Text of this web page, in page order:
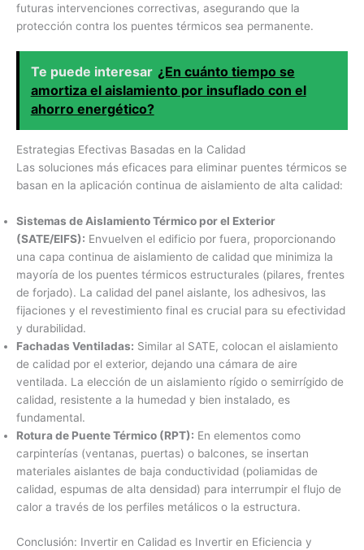
futuras intervenciones correctivas, asegurando que la
protección contra los puentes térmicos sea permanente.
Te puede interesar ¿En cuánto tiempo se
amortiza el aislamiento por insuflado con el
ahorro energético?
Estrategias Efectivas Basadas en la Calidad
Las soluciones más eficaces para eliminar puentes térmicos se
basan en la aplicación continua de aislamiento de alta calidad:
Sistemas de Aislamiento Térmico por el Exterior
(SATE/EIFS): Envuelven el edificio por fuera, proporcionando
una capa continua de aislamiento de calidad que minimiza la
mayoría de los puentes térmicos estructurales (pilares, frentes
de forjado). La calidad del panel aislante, los adhesivos, las
fijaciones y el revestimiento final es crucial para su efectividad
y durabilidad.
Fachadas Ventiladas: Similar al SATE, colocan el aislamiento
de calidad por el exterior, dejando una cámara de aire
ventilada. La elección de un aislamiento rígido o semirrígido de
calidad, resistente a la humedad y bien instalado, es
fundamental.
Rotura de Puente Térmico (RPT): En elementos como
carpinterías (ventanas, puertas) o balcones, se insertan
materiales aislantes de baja conductividad (poliamidas de
calidad, espumas de alta densidad) para interrumpir el flujo de
calor a través de los perfiles metálicos o la estructura.
Conclusión: Invertir en Calidad es Invertir en Eficiencia y